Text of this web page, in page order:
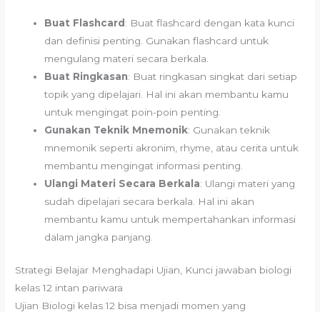
Buat Flashcard : Buat flashcard dengan kata kunci
dan definisi penting. Gunakan flashcard untuk
mengulang materi secara berkala.
Buat Ringkasan: Buat ringkasan singkat dari setiap
topik yang dipelajari. Hal ini akan membantu kamu
untuk mengingat poin-poin penting.
Gunakan Teknik Mnemonik: Gunakan teknik
mnemonik seperti akronim, rhyme, atau cerita untuk
membantu mengingat informasi penting.
Ulangi Materi Secara Berkala: Ulangi materi yang
sudah dipelajari secara berkala. Hal ini akan
membantu kamu untuk mempertahankan informasi
dalam jangka panjang.
Strategi Belajar Menghadapi Ujian, Kunci jawaban biologi
kelas 12 intan pariwara
Ujian Biologi kelas 12 bisa menjadi momen yang